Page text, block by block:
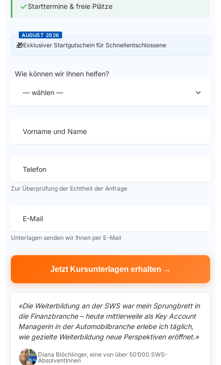
Starttermine & freie Plätze
AUGUST 2026
🎁Exklusiver Startgutschein für Schnellentschlossene
Wie können wir Ihnen helfen?
— wählen —
Vorname und Name
Telefon
Zur Überprüfung der Echtheit der Anfrage
E-Mail
Unterlagen senden wir Ihnen per E-Mail
«Die Weiterbildung an der SWS war mein Sprungbrett in
die Finanzbranche – heute mittlerweile als Key Account
Managerin in der Automobilbranche erlebe ich täglich,
wie gezielte Weiterbildung neue Perspektiven eröffnet.»
Diana Blöchlinger, eine von über 50’000 SWS-
AbsolventInnen